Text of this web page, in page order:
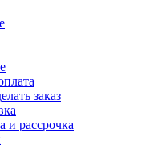
заказ
и рассрочка